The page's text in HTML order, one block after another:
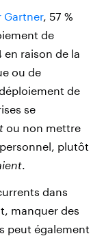
Gartner, 57 %
de
raison de la
ou de
de
se
ou non mettre
plutôt
dans
manquer des
peut également